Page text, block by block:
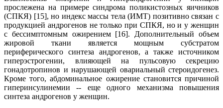
прослежена на примере синдрома поликистозных яичников
(СПКЯ) [15], но индекс массы тела (ИМТ) позитивно связан с
продукцией андрогенов не только при СПКЯ, но и у женщин
с бессимптомным ожирением [16]. Дополнительный объем
жировой ткани является мощным субстратом
периферического синтеза андрогенов, а также источником
гиперэстрогении, влияющей на пульсовую секрецию
гонадотропинов и нарушающей овариальный стероидогенез.
Кроме того, абдоминальное ожирение становится причиной
гиперинсулинемии -- еще одного механизма повышения
синтеза андрогенов у женщин.